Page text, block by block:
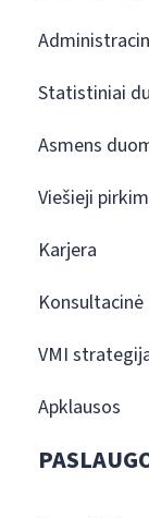
Statistiniai
Asmens
Viešieji
Karjera
VMI
Apklausos